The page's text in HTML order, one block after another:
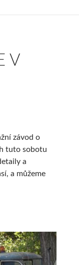
V
závod o
tuto sobotu
a
a můžeme